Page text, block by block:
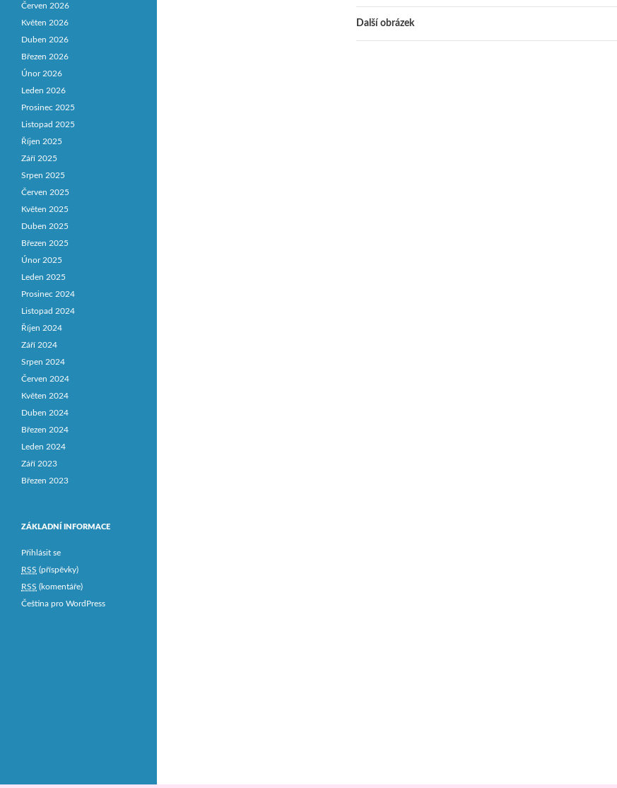
Další obrázek
Červen 2026
Květen 2026
Duben 2026
Březen 2026
Únor 2026
Leden 2026
Prosinec 2025
Listopad 2025
Říjen 2025
Září 2025
Srpen 2025
Červen 2025
Květen 2025
Duben 2025
Březen 2025
Únor 2025
Leden 2025
Prosinec 2024
Listopad 2024
Říjen 2024
Září 2024
Srpen 2024
Červen 2024
Květen 2024
Duben 2024
Březen 2024
Leden 2024
Září 2023
Březen 2023
ZÁKLADNÍ INFORMACE
Přihlásit se
RSS (příspěvky)
RSS (komentáře)
Čeština pro WordPress